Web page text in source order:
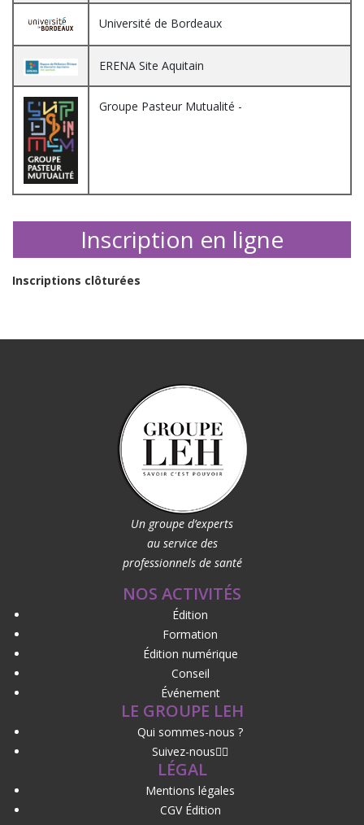
Université de Bordeaux
ERENA Site Aquitain
Groupe Pasteur Mutualité -
Inscription en ligne
Inscriptions clôturées
Un groupe d’experts
au service des
professionnels de santé
NOS ACTIVITÉS
Édition
Formation
Édition numérique
Conseil
Événement
LE GROUPE LEH
Qui sommes-nous ?
Suivez-nous
LÉGAL
Mentions légales
CGV Édition